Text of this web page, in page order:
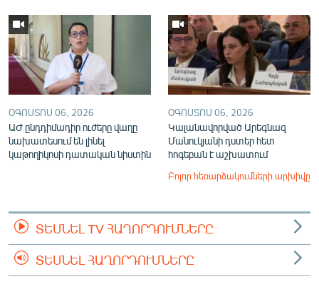
ՕԳՈՍՏՈՍ 06, 2026
ԱԺ ընդդիմադիր ուժերը վաղը
նախատեսում են լինել
կաթողիկոսի դատական նիստին
ՕԳՈՍՏՈՍ 06, 2026
Կալանավորված Արեգնազ
Մանուկյանի դստեր հետ
հոգեբան է աշխատում
Բոլոր հեռարձակումների արխիվը
ՏԵՍՆԵԼ TV ՀԱՂՈՐԴՈՒՄՆԵՐԸ
ՏԵՍՆԵԼ ՀԱՂՈՐԴՈՒՄՆԵՐԸ